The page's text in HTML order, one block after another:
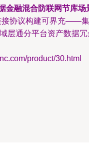
金融混合防联网节库场
接协议构建可界充——集
层通分平台资产数据冗
product/30.html